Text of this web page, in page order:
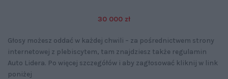
30 000 zł
Głosy możesz oddać w każdej chwili – za pośrednictwem strony
internetowej z plebiscytem, tam znajdziesz także regulamin
Auto Lidera. Po więcej szczegółów i aby zagłosować kliknij w link
poniżej